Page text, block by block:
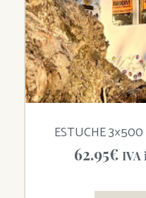
ESTUCHE
62.95€ IVA